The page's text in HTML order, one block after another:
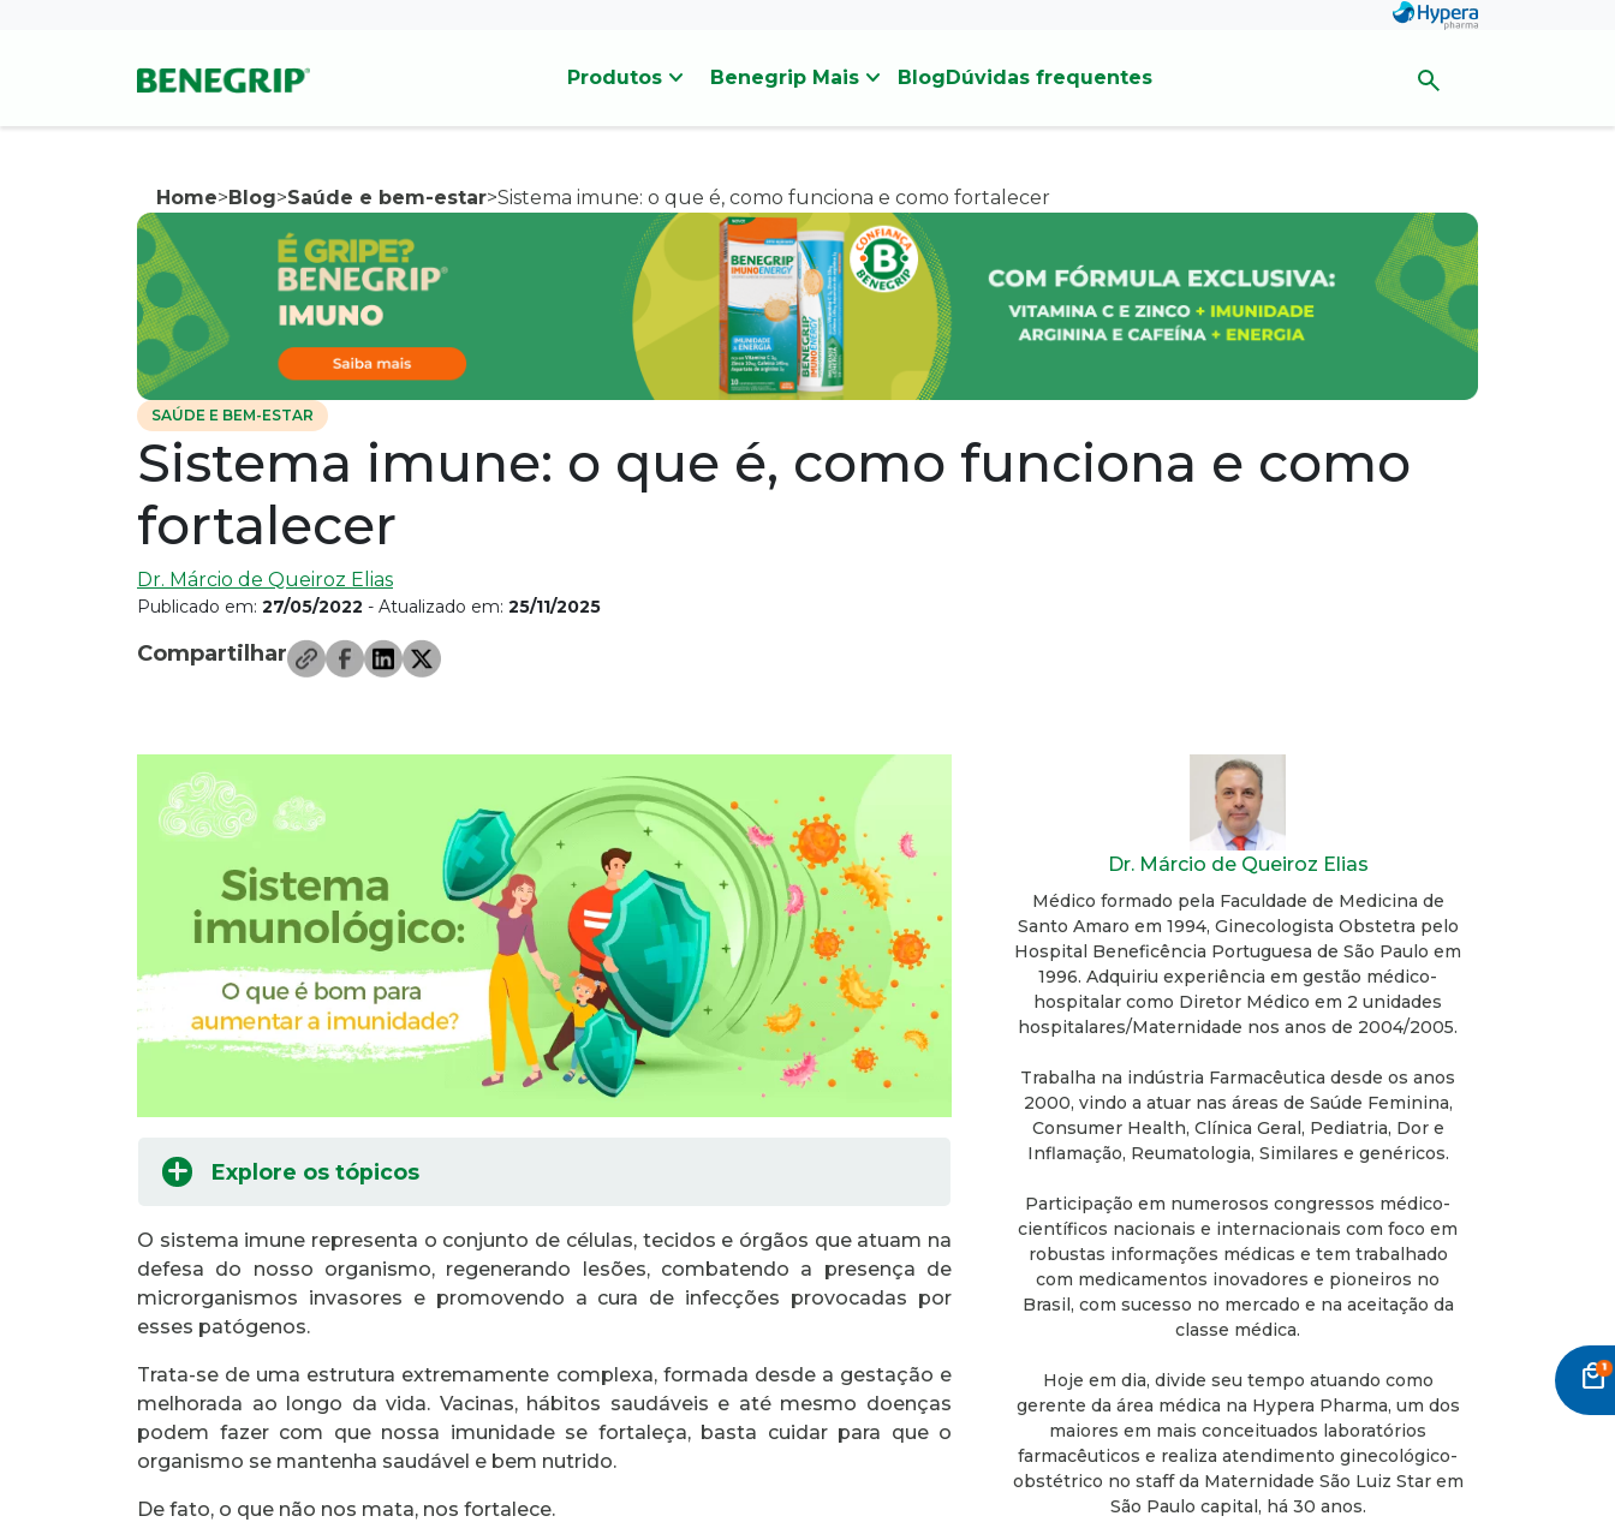
Produtosstat_minus_1 Benegrip Maisstat_minus_1 BlogDúvidas frequentes
local_mall
Home>Blog>Saúde e bem-estar>Sistema imune: o que é, como funciona e como fortalecer
SAÚDE E BEM-ESTAR
Sistema imune: o que é, como funciona e como
fortalecer
Dr. Márcio de Queiroz Elias
Publicado em: 27/05/2022 - Atualizado em: 25/11/2025
Compartilhar
Explore os tópicos
O sistema imune representa o conjunto de células, tecidos e órgãos que atuam na
defesa do nosso organismo, regenerando lesões, combatendo a presença de
microrganismos invasores e promovendo a cura de infecções provocadas por
esses patógenos.
Trata-se de uma estrutura extremamente complexa, formada desde a gestação e
melhorada ao longo da vida. Vacinas, hábitos saudáveis e até mesmo doenças
podem fazer com que nossa imunidade se fortaleça, basta cuidar para que o
organismo se mantenha saudável e bem nutrido.
De fato, o que não nos mata, nos fortalece.
Dr. Márcio de Queiroz Elias
Médico formado pela Faculdade de Medicina de
Santo Amaro em 1994, Ginecologista Obstetra pelo
Hospital Beneficência Portuguesa de São Paulo em
1996. Adquiriu experiência em gestão médico-
hospitalar como Diretor Médico em 2 unidades
hospitalares/Maternidade nos anos de 2004/2005.
Trabalha na indústria Farmacêutica desde os anos
2000, vindo a atuar nas áreas de Saúde Feminina,
Consumer Health, Clínica Geral, Pediatria, Dor e
Inflamação, Reumatologia, Similares e genéricos.
Participação em numerosos congressos médico-
científicos nacionais e internacionais com foco em
robustas informações médicas e tem trabalhado
com medicamentos inovadores e pioneiros no
Brasil, com sucesso no mercado e na aceitação da
classe médica.
Hoje em dia, divide seu tempo atuando como
gerente da área médica na Hypera Pharma, um dos
maiores em mais conceituados laboratórios
farmacêuticos e realiza atendimento ginecológico-
obstétrico no staff da Maternidade São Luiz Star em
São Paulo capital, há 30 anos.